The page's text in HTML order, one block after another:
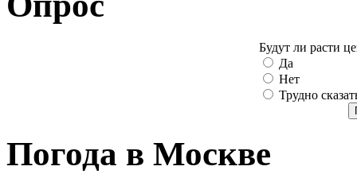
Будут ли расти
Да
Нет
Трудно
Погода в Москве